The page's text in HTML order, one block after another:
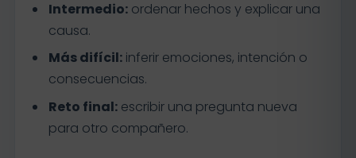
Intermedio:ordenar hechos y explicar una
causa.
Más difícil:inferir emociones, intención o
consecuencias.
Reto final:escribir una pregunta nueva
para otro compañero.